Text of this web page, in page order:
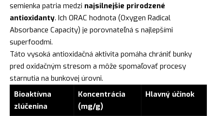
semienka patria medzi najsilnejšie prirodzené
antioxidanty. Ich ORAC hodnota (Oxygen Radical
Absorbance Capacity) je porovnateľná s najlepšími
superfoodmi.
Táto vysoká antioxidačná aktivita pomáha chrániť bunky
pred oxidačným stresom a môže spomaľovať procesy
starnutia na bunkovej úrovni.
Bioaktívna
zlúčenina
Koncentrácia
(mg/g)
Hlavný účinok